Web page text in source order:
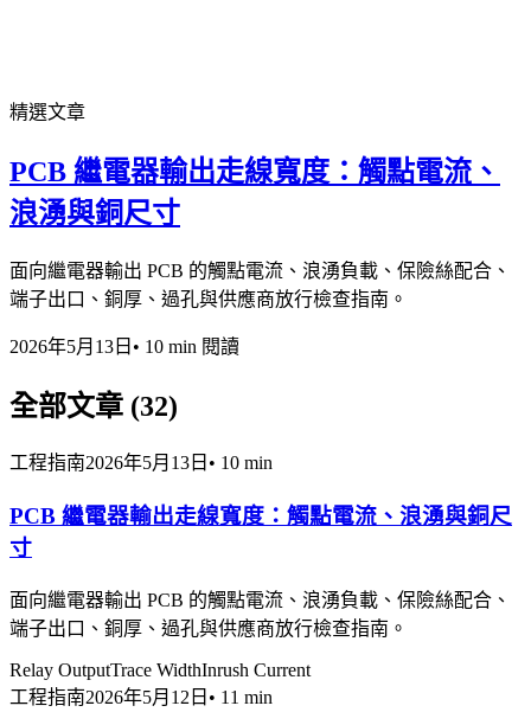
精選文章
PCB 繼電器輸出走線寬度：觸點電流、
浪湧與銅尺寸
面向繼電器輸出 PCB 的觸點電流、浪湧負載、保險絲配合、
端子出口、銅厚、過孔與供應商放行檢查指南。
2026年5月13日 • 10 min 閱讀
全部文章 (32)
工程指南2026年5月13日 • 10 min
PCB 繼電器輸出走線寬度：觸點電流、浪湧與銅尺
寸
面向繼電器輸出 PCB 的觸點電流、浪湧負載、保險絲配合、
端子出口、銅厚、過孔與供應商放行檢查指南。
Relay OutputTrace WidthInrush Current
工程指南2026年5月12日 • 11 min